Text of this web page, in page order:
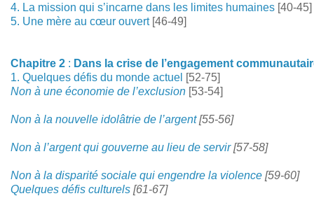
4. La mission qui s’incarne dans les limites humaines [40-45]
5. Une mère au cœur ouvert[46-49]
Chapitre 2 : Dans la crise de l’engagement
1. Quelques défis du monde actuel [52-75]
Non à une économie de l’exclusion [53-54]
Non à la nouvelle idolâtrie de l’argent [55-56]
Non à l’argent qui gouverne au lieu de servir [57-58]
Non à la disparité sociale qui engendre la violence [59-60]
Quelques défis culturels [61-67]